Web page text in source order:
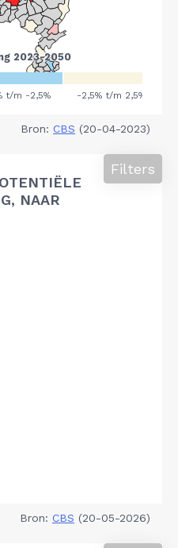
Bron: CBS (20-04-2023)
NAAR
Filters
Bron: CBS (20-05-2026)